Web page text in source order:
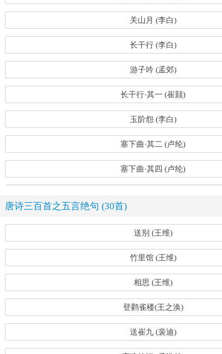
关山月 (李白)
长干行 (李白)
游子吟 (孟郊)
长干行·其一 (崔颢)
玉阶怨 (李白)
塞下曲·其二 (卢纶)
塞下曲·其四 (卢纶)
唐诗三百首之五言绝句 (30首)
送别 (王维)
竹里馆 (王维)
相思 (王维)
登鹳雀楼(王之涣)
送崔九 (裴迪)